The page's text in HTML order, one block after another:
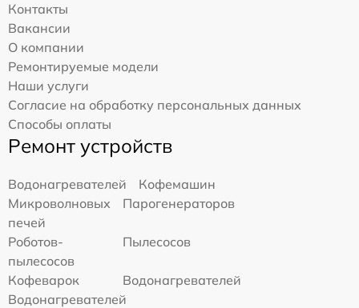
Контакты
Вакансии
О компании
Ремонтируемые модели
Наши услуги
Согласие на обработку персональных данных
Способы оплаты
Ремонт устройств
Водонагревателей
Кофемашин
Микроволновых
печей
Парогенераторов
Роботов-
пылесосов
Пылесосов
Кофеварок
Водонагревателей
Водонагревателей